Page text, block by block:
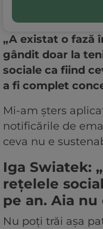
„A existat o fază
gândit doar la
sociale ca fiind
a fi complet
Mi-am șters
notificările de
ceva nu e
Iga Swiatek:
rețelele
pe an. Aia nu
Nu poți trăi așa